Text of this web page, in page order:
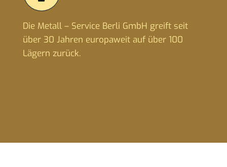
Die Metall – Service Berli GmbH greift seit
über 30 Jahren europaweit auf über 100
Lägern zurück.